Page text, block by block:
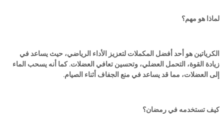
لماذا هو مهم؟
الكرياتين هو أحد أفضل المكملات لتعزيز الأداء الرياضي، حيث يساعد في
زيادة القوة، التحمل العضلي، وتحسين تعافي العضلات. كما أنه يسحب الماء
إلى العضلات، مما قد يساعد في منع الجفاف أثناء الصيام.
كيف تستخدمه في رمضان؟